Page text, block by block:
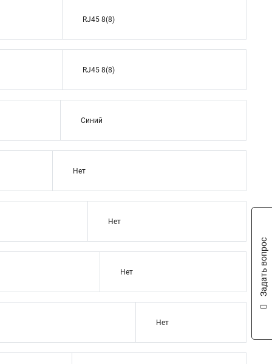
RJ45 8(8)
RJ45 8(8)
Синий
Нет
Нет
Нет
Нет
Задать вопрос